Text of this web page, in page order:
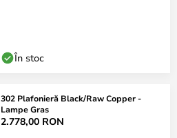
În stoc
302 Plafonieră Black/Raw Copper -
Lampe Gras
2.778,00 RON